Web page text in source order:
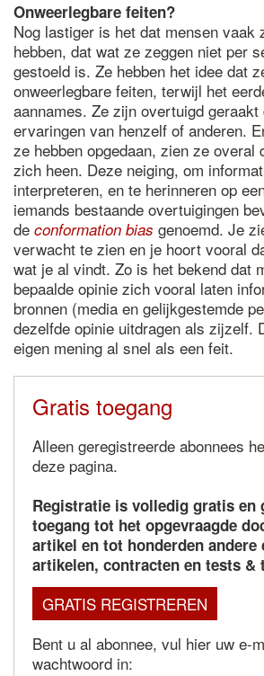
Onweerlegbare feiten?
Nog lastiger is het dat mensen vaak
hebben, dat wat ze zeggen niet per
gestoeld is. Ze hebben het idee dat
onweerlegbare feiten, terwijl het
aannames. Ze zijn overtuigd geraakt
ervaringen van henzelf of anderen.
ze hebben opgedaan, zien ze overal
zich heen. Deze neiging, om
interpreteren, en te herinneren op
iemands bestaande overtuigingen
de conformation bias genoemd. Je
verwacht te zien en je hoort vooral
wat je al vindt. Zo is het bekend dat
bepaalde opinie zich vooral laten
bronnen (media en gelijkgestemde
dezelfde opinie uitdragen als zijzelf.
eigen mening al snel als een feit.
Gratis toegang
Alleen geregistreerde abonnees
deze pagina.
Registratie is volledig gratis en
toegang tot het opgevraagde
artikel en tot honderden andere
artikelen, contracten en tests &
GRATIS REGISTREREN
Bent u al abonnee, vul hier uw e-
wachtwoord in: